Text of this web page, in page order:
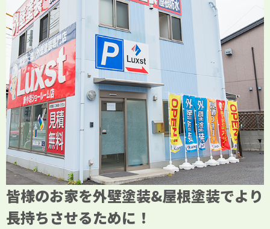
皆様のお家を外壁塗装&屋根塗装でより
長持ちさせるために！